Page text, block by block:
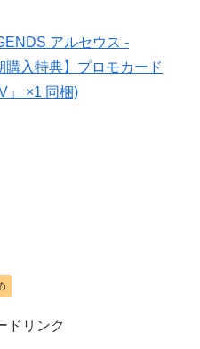
価格：¥9,980
アルセウス -
購入特典】プロモカード
」 ×1 同梱)
ドリンク